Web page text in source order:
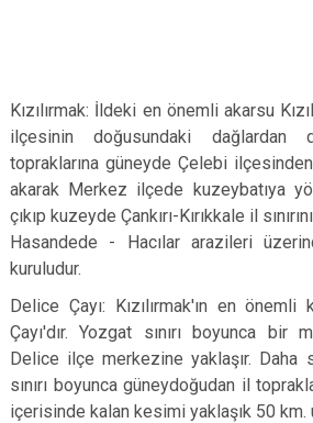
Kızılırmak: İldeki en önemli akarsu
ilçesinin doğusundaki dağlardan
topraklarına güneyde Çelebi
akarak Merkez ilçede kuzeybatıya
çıkıp kuzeyde Çankırı-Kırıkkale il
Hasandede - Hacılar arazileri
kuruludur.
Delice Çayı: Kızılırmak'ın en
Çayı'dır. Yozgat sınırı boyunca bir
Delice ilçe merkezine yaklaşır.
sınırı boyunca güneydoğudan il
içerisinde kalan kesimi yaklaşık 50 km.